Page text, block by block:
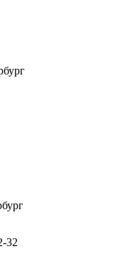
32